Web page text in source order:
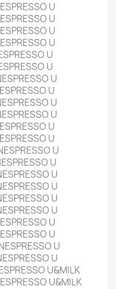
U
U
U
U
U
U
U
U
U
U
U
U
U
U
U
U
U
U
U
U
U
U
U&MILK
U&MILK